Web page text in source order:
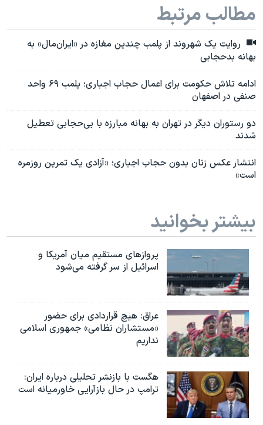
مطالب مرتبط
روایت یک شهروند از پلمب چندین مغازه در «ایران‌مال» به
بهانه بدحجابی
ادامه تلاش حکومت برای اعمال حجاب اجباری؛ پلمب ۶۹ واحد
صنفی در اصفهان
دو رستوران دیگر در تهران به بهانه مبارزه با بی‌حجابی تعطیل
شدند
انتشار عکس زنان بدون حجاب اجباری؛ «آزادی یک تمرین روزمره
است»
بیشتر بخوانید
پروازهای مستقیم میان آمریکا و
اسرائیل از سر گرفته می‌شود
عراق: هیچ قراردادی برای حضور
«مستشاران نظامی» جمهوری اسلامی
نداریم
هگست با بازنشر تحلیلی درباره ایران:
ترامپ در حال بازآرایی خاورمیانه است